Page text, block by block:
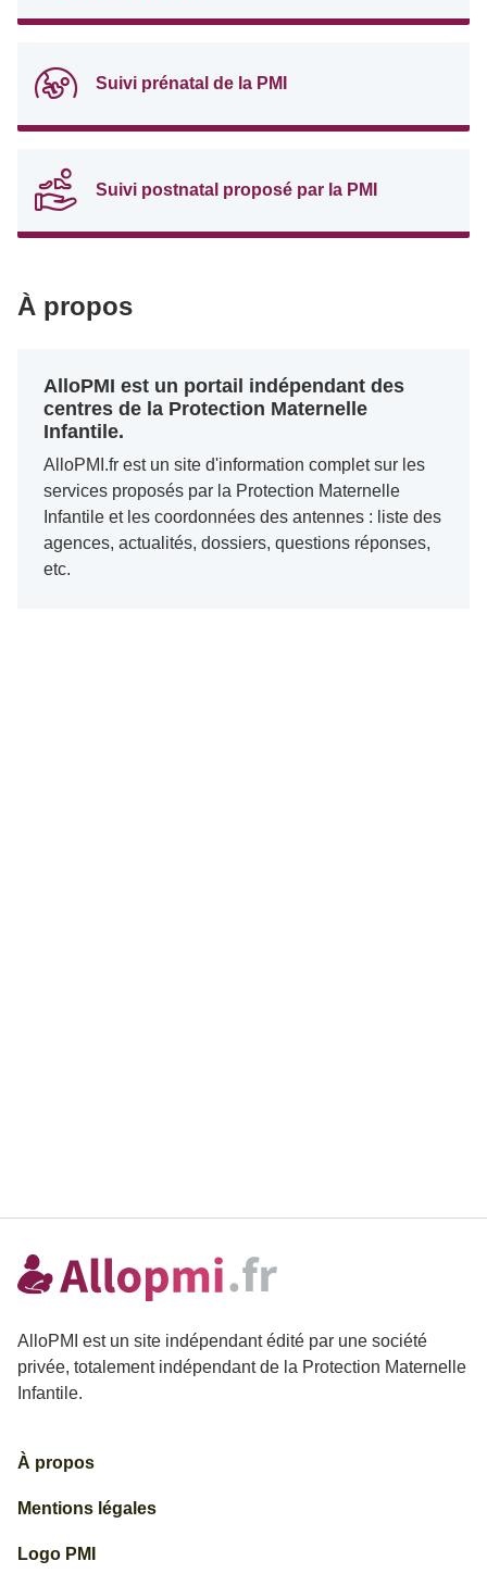
Suivi prénatal de la PMI
Suivi postnatal proposé par la PMI
À propos
AlloPMI est un portail indépendant des
centres de la Protection Maternelle
Infantile.
AlloPMI.fr est un site d'information complet sur les
services proposés par la Protection Maternelle
Infantile et les coordonnées des antennes : liste des
agences, actualités, dossiers, questions réponses,
etc.
AlloPMI est un site indépendant édité par une société
privée, totalement indépendant de la Protection Maternelle
Infantile.
À propos
Mentions légales
Logo PMI